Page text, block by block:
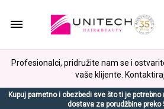
Profesionalci, pridružite nam se i
vaše klijente.
Kupuj pametno i obezbedi sve što ti je
dostava za porudžbine preko